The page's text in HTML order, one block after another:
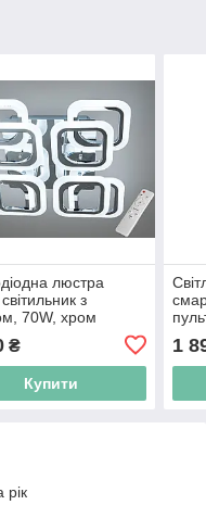
люстра
з
70W, хром
₴
Купити
1
рік